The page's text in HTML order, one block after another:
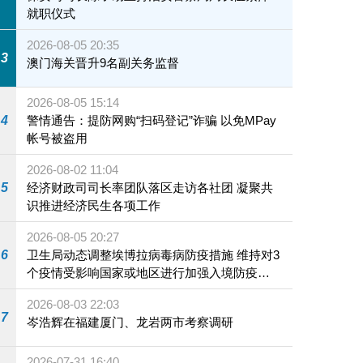
就职仪式
3
2026-08-05 20:35
澳门海关晋升9名副关务监督
4
2026-08-05 15:14
警情通告：提防网购“扫码登记”诈骗 以免MPay
帐号被盗用
5
2026-08-02 11:04
经济财政司司长率团队落区走访各社团 凝聚共
识推进经济民生各项工作
6
2026-08-05 20:27
卫生局动态调整埃博拉病毒病防疫措施 维持对3
个疫情受影响国家或地区进行加强入境防疫措
施
7
2026-08-03 22:03
岑浩辉在福建厦门、龙岩两市考察调研